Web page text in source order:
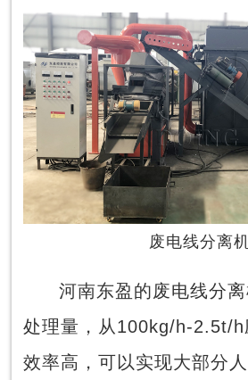
废电线分离
河南东盈的废电线分
处理量，从100kg/h-2.5t/h
效率高，可以实现大部分